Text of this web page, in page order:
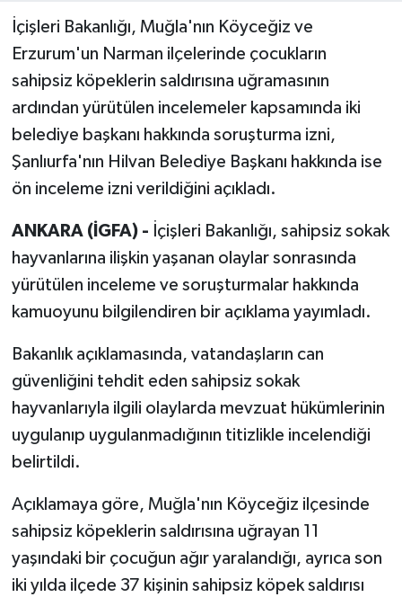
İçişleri Bakanlığı, Muğla'nın Köyceğiz ve
Erzurum'un Narman ilçelerinde çocukların
sahipsiz köpeklerin saldırısına uğramasının
ardından yürütülen incelemeler kapsamında iki
belediye başkanı hakkında soruşturma izni,
Şanlıurfa'nın Hilvan Belediye Başkanı hakkında ise
ön inceleme izni verildiğini açıkladı.
ANKARA (İGFA) - İçişleri Bakanlığı, sahipsiz sokak
hayvanlarına ilişkin yaşanan olaylar sonrasında
yürütülen inceleme ve soruşturmalar hakkında
kamuoyunu bilgilendiren bir açıklama yayımladı.
Bakanlık açıklamasında, vatandaşların can
güvenliğini tehdit eden sahipsiz sokak
hayvanlarıyla ilgili olaylarda mevzuat hükümlerinin
uygulanıp uygulanmadığının titizlikle incelendiği
belirtildi.
Açıklamaya göre, Muğla'nın Köyceğiz ilçesinde
sahipsiz köpeklerin saldırısına uğrayan 11
yaşındaki bir çocuğun ağır yaralandığı, ayrıca son
iki yılda ilçede 37 kişinin sahipsiz köpek saldırısı